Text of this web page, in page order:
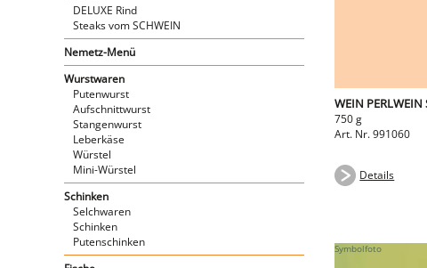
DELUXE Rind
Steaks vom SCHWEIN
Nemetz-Menü
Wurstwaren
Putenwurst
Aufschnittwurst
Stangenwurst
Leberkäse
Würstel
Mini-Würstel
Schinken
Selchwaren
Schinken
Putenschinken
WEIN PERLWEIN
750 g
Art. Nr. 991060
Details